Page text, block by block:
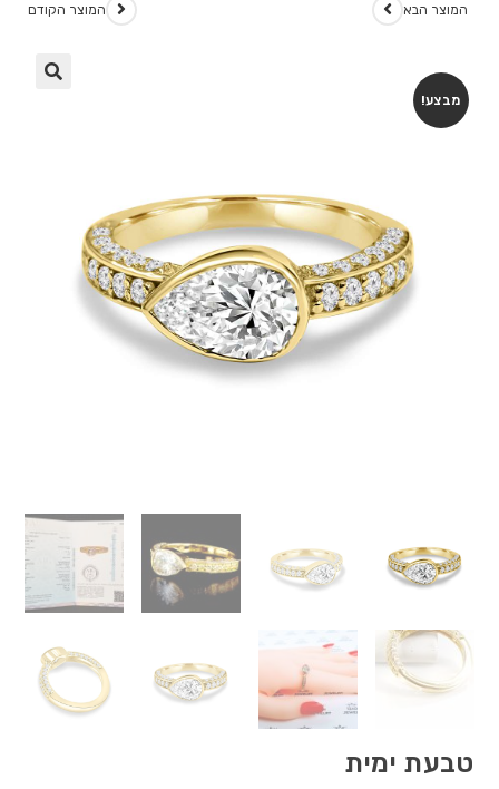
מבצע!
המוצר הקודם המוצר הבא
טבעת ימית